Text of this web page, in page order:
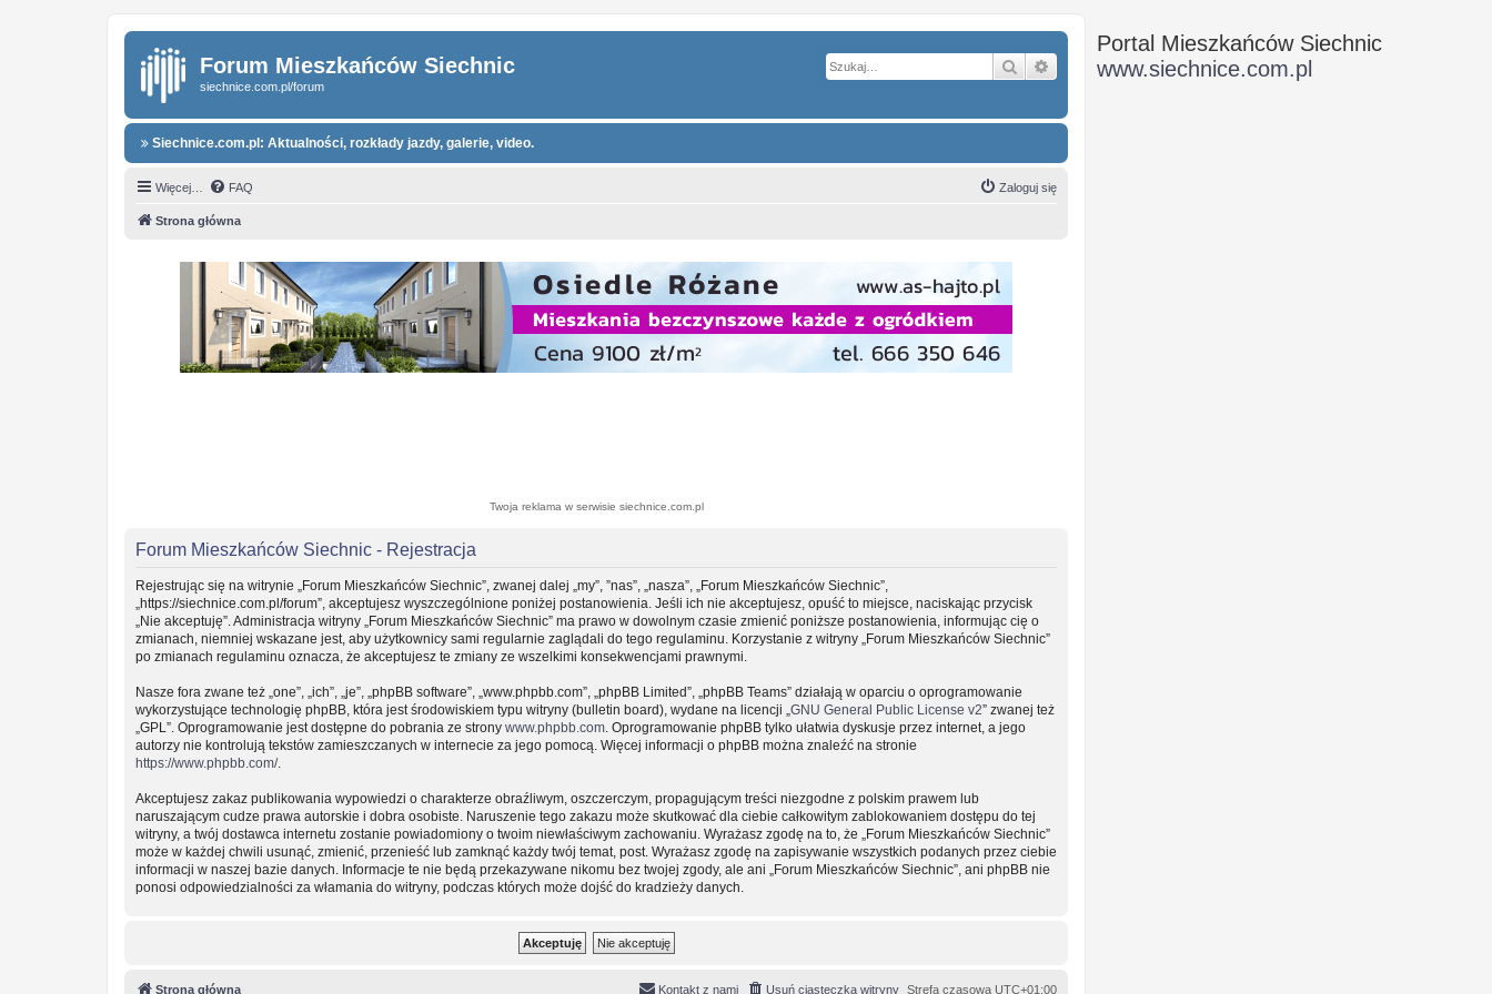
Forum Mieszkańców Siechnic
siechnice.com.pl/forum
Szukaj Wyszukiwanie zaawansowane
Siechnice.com.pl: Aktualności, rozkłady jazdy, galerie, video.
Więcej… FAQ Zaloguj się
Strona główna
Twoja reklama w serwisie siechnice.com.pl
Forum Mieszkańców Siechnic - Rejestracja
Rejestrując się na witrynie „Forum Mieszkańców Siechnic”, zwanej dalej „my”, ”nas”, „nasza”, „Forum Mieszkańców Siechnic”,
„https://siechnice.com.pl/forum”, akceptujesz wyszczególnione poniżej postanowienia. Jeśli ich nie akceptujesz, opuść to miejsce, naciskając przycisk
„Nie akceptuję”. Administracja witryny „Forum Mieszkańców Siechnic” ma prawo w dowolnym czasie zmienić poniższe postanowienia, informując cię o
zmianach, niemniej wskazane jest, aby użytkownicy sami regularnie zaglądali do tego regulaminu. Korzystanie z witryny „Forum Mieszkańców Siechnic”
po zmianach regulaminu oznacza, że akceptujesz te zmiany ze wszelkimi konsekwencjami prawnymi.
Nasze fora zwane też „one”, „ich”, „je”, „phpBB software”, „www.phpbb.com”, „phpBB Limited”, „phpBB Teams” działają w oparciu o oprogramowanie
wykorzystujące technologię phpBB, która jest środowiskiem typu witryny (bulletin board), wydane na licencji „ GNU General Public License v2” zwanej też
„GPL”. Oprogramowanie jest dostępne do pobrania ze strony www.phpbb.com . Oprogramowanie phpBB tylko ułatwia dyskusje przez internet, a jego
autorzy nie kontrolują tekstów zamieszczanych w internecie za jego pomocą. Więcej informacji o phpBB można znaleźć na stronie
https://www.phpbb.com/.
Akceptujesz zakaz publikowania wypowiedzi o charakterze obraźliwym, oszczerczym, propagującym treści niezgodne z polskim prawem lub
naruszającym cudze prawa autorskie i dobra osobiste. Naruszenie tego zakazu może skutkować dla ciebie całkowitym zablokowaniem dostępu do tej
witryny, a twój dostawca internetu zostanie powiadomiony o twoim niewłaściwym zachowaniu. Wyrażasz zgodę na to, że „Forum Mieszkańców Siechnic”
może w każdej chwili usunąć, zmienić, przenieść lub zamknąć każdy twój temat, post. Wyrażasz zgodę na zapisywanie wszystkich podanych przez ciebie
informacji w naszej bazie danych. Informacje te nie będą przekazywane nikomu bez twojej zgody, ale ani „Forum Mieszkańców Siechnic”, ani phpBB nie
ponosi odpowiedzialności za włamania do witryny, podczas których może dojść do kradzieży danych.
Strona główna Strefa czasowa UTC+01:00
Usuń ciasteczka witryny
Kontakt z nami
Portal Mieszkańców Siechnic
www.siechnice.com.pl